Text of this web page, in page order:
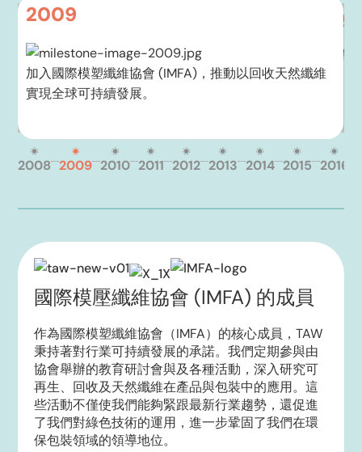
2009
加入國際模塑纖維協會 (IMFA)，推動以回收天然纖維
實現全球可持續發展。
將
2008 2009 2010 2011 2012 2013 2014 2015 2016
國際模壓纖維協會 (IMFA) 的成員
作為國際模塑纖維協會（IMFA）的核心成員，TAW
秉持著對行業可持續發展的承諾。我們定期參與由
協會舉辦的教育研討會與及各種活動，深入研究可
再生、回收及天然纖維在產品與包裝中的應用。這
些活動不僅使我們能夠緊跟最新行業趨勢，還促進
了我們對綠色技術的運用，進一步鞏固了我們在環
保包裝領域的領導地位。